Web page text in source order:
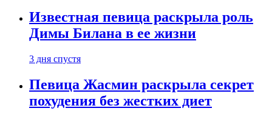
Известная певица раскрыла роль
Димы Билана в ее жизни
3 дня спустя
Певица Жасмин раскрыла секрет
похудения без жестких диет